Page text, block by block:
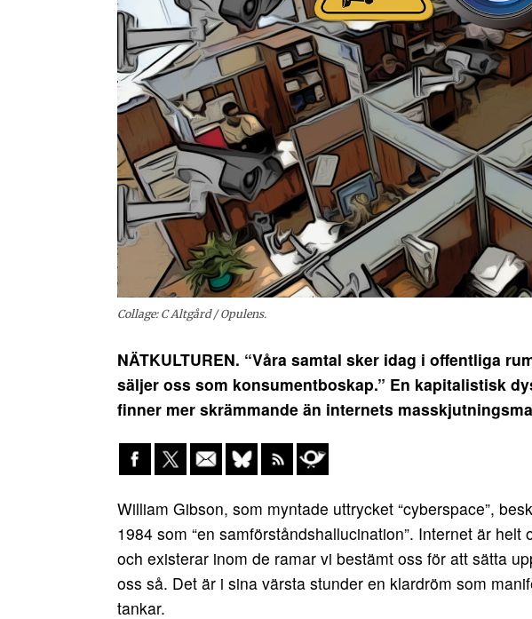
Collage: C Altgård / Opulens.
NÄTKULTUREN. “Våra samtal sker idag i offentliga
säljer oss som konsumentboskap.” En kapitalistisk
finner mer skrämmande än internets
William Gibson, som myntade uttrycket “cyberspace”,
1984 som “en samförståndshallucination”. Internet är
och existerar inom de ramar vi bestämt oss för att sätta
oss så. Det är i sina värsta stunder en klardröm som
tankar.